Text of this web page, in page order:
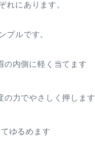
れにあります。
プルです。
の内側に軽く当てます
の力でやさしく押します
ゆるめます